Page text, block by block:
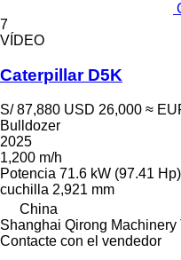
7
VÍDEO
Caterpillar D5K
S/ 87,880 USD 26,000 ≈
Bulldozer
2025
1,200 m/h
Potencia 71.6 kW (97.41 Hp)
cuchilla 2,921 mm
China
Shanghai Qirong Machinery
Contacte con el vendedor